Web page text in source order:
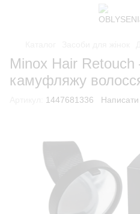
Minox Hair Retouch
камуфляжу
1447681336 Написати